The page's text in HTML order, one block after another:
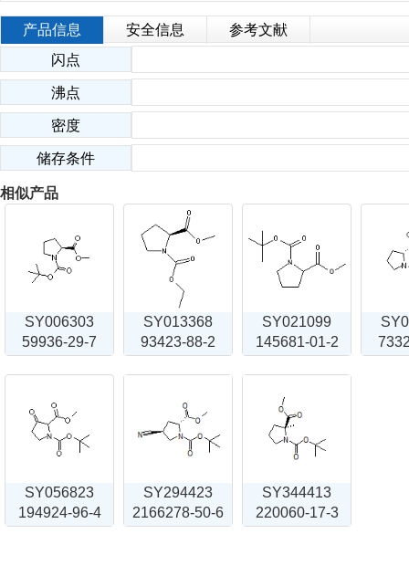
产品信息 安全信息
参考文献
闪点
沸点
密度
储存条件
相似产品
SY006303
59936-29-7
SY013368
93423-88-2
SY021099
145681-01-2
SY056823
194924-96-4
SY294423
2166278-50-6
SY344413
220060-17-3